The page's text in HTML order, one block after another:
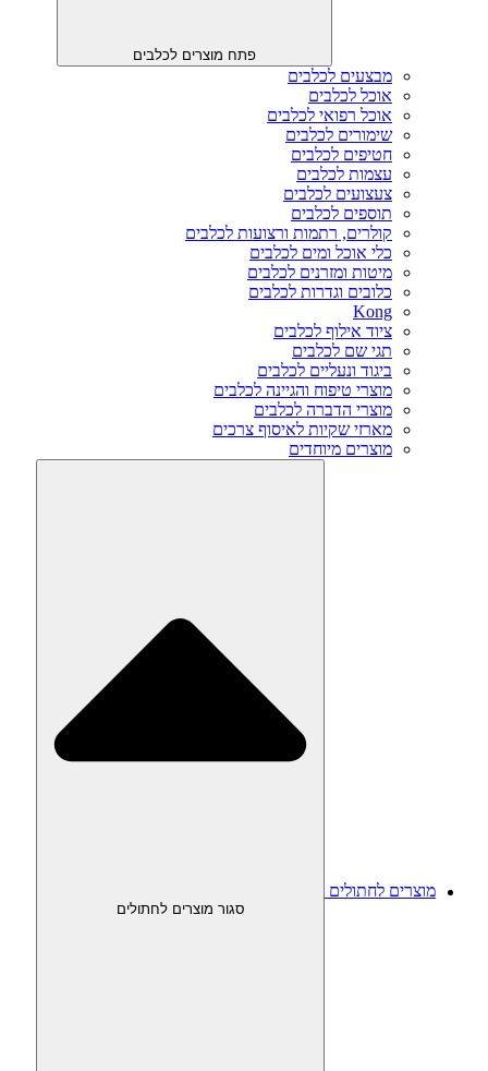
פתח מוצרים לכלבים
מבצעים לכלבים
אוכל לכלבים
אוכל רפואי לכלבים
שימורים לכלבים
חטיפים לכלבים
עצמות לכלבים
צעצועים לכלבים
תוספים לכלבים
קולרים, רתמות ורצועות לכלבים
כלי אוכל ומים לכלבים
מיטות ומזרנים לכלבים
כלובים וגדרות לכלבים
Kong
ציוד אילוף לכלבים
תגי שם לכלבים
ביגוד ונעליים לכלבים
מוצרי טיפוח והגיינה לכלבים
מוצרי הדברה לכלבים
מארזי שקיות לאיסוף צרכים
מוצרים מיוחדים
מוצרים לחתולים
סגור מוצרים לחתולים